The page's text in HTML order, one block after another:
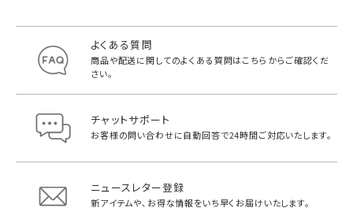
よくある質問
商品や配送に関してのよくある質問はこちらからご確認くだ
さい。
チャットサポート
お客様の問い合わせに自動回答で24時間ご対応いたします。
ニュースレター登録
新アイテムや、お得な情報をいち早く お届けいたします。